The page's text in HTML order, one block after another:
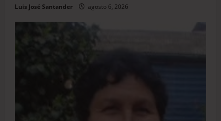
Luis José Santander agosto 6, 2026